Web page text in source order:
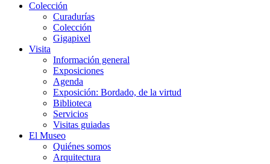
Colección
Curadurías
Colección
Gigapixel
Visita
Información general
Exposiciones
Agenda
Exposición: Bordado, de la virtud
Biblioteca
Servicios
Visitas guiadas
El Museo
Quiénes somos
Arquitectura